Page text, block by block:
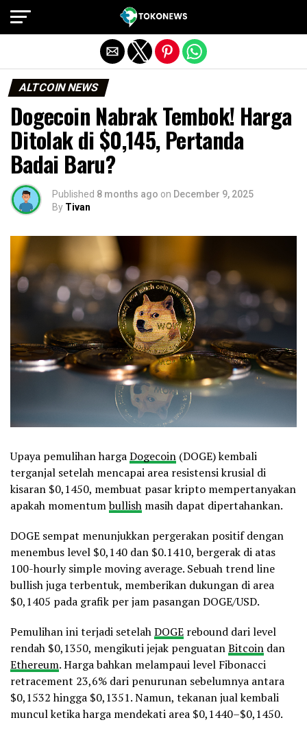
ALTCOIN NEWS
Dogecoin Nabrak Tembok! Harga
Ditolak di $0,145, Pertanda
Badai Baru?
Published 8 months ago on December 9, 2025
By Tivan
Upaya pemulihan hargaDogecoin (DOGE) kembali
terganjal setelah mencapai area resistensi krusial di
kisaran $0,1450, membuat pasar kripto mempertanyakan
apakah momentumbullish masih dapat dipertahankan.
DOGE sempat menunjukkan pergerakan positif dengan
menembus level $0,140 dan $0.1410, bergerak di atas
100-hourly simple moving average. Sebuah trend line
bullish juga terbentuk, memberikan dukungan di area
$0,1405 pada grafik per jam pasangan DOGE/USD.
Pemulihan ini terjadi setelahDOGE rebound dari level
rendah $0,1350, mengikuti jejak penguatanBitcoin dan
Ethereum. Harga bahkan melampaui level Fibonacci
retracement 23,6% dari penurunan sebelumnya antara
$0,1532 hingga $0,1351. Namun, tekanan jual kembali
muncul ketika harga mendekati area $0,1440–$0,1450.
Exit mobile version